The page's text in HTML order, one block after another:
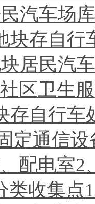
汽车场
块存自
居民汽
区卫生
存自行
定通信
配电室2
类收集点